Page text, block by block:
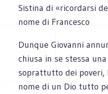
Sistina di «ricordarsi
nome di Francesco
Dunque Giovanni
chiusa in se stessa
soprattutto dei poveri,
nome di un Dio tutto